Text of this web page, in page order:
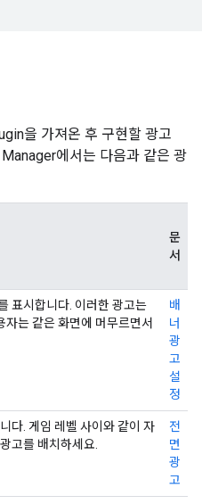
을 가져온 후 구현할 광고
에서는 다음과 같은 광
문
서
표시합니다. 이러한 광고는
는 같은 화면에 머무르면서
배
너
광
고
설
정
다. 게임 레벨 사이와 같이 자
고를 배치하세요.
전
면
광
고